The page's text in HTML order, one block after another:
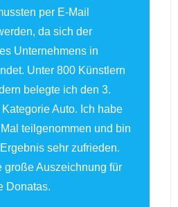
per E-Mail
da sich der
Unternehmens in
Unter 800 Künstlern
belegte ich den 3.
Auto. Ich habe
teilgenommen und bin
sehr zufrieden.
große Auszeichnung für
Donatas.